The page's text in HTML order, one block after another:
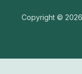
Copyright ©